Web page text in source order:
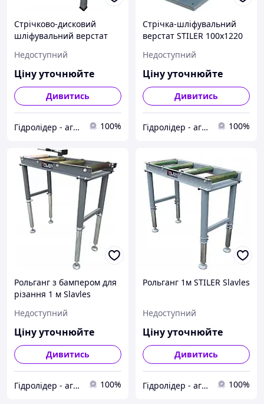
Стрічково-дисковий
шліфувальний верстат
Slavles
Недоступний
Ціну уточнюйте
Дивитись
Гідролідер - агротехніка, промислове та будівельне обладнання 100%
Стрічка-шліфувальний
верстат STILER 100x1220
Недоступний
Ціну уточнюйте
Дивитись
Гідролідер - агротехніка, промислове та будівельне обладнання 100%
Рольганг з бампером для
різання 1 м Slavles
Недоступний
Ціну уточнюйте
Дивитись
Гідролідер - агротехніка, промислове та будівельне обладнання 100%
Рольганг 1м STILER Slavles
Недоступний
Ціну уточнюйте
Дивитись
Гідролідер - агротехніка, промислове та будівельне обладнання 100%